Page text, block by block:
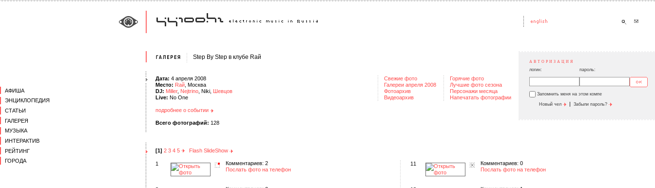
АФИША
ЭНЦИКЛОПЕДИЯ
СТАТЬИ
ГАЛЕРЕЯ
МУЗЫКА
ИНТЕРАКТИВ
РЕЙТИНГ
ГОРОДА
Step By Step в клубе Rай
Дата: 4 апреля 2008
Место: Rай , Москва
DJ: Miller, Nejtrino , Niki, Шевцов
Live: No One
подробнее о событии
Всего фотографий: 128
Свежие фото
Галереи апреля 2008
Фотоархив
Видеоархив
Горячие фото
Лучшие фото сезона
Персонажи месяца
Напечатать фотографии
АВТОРИЗАЦИЯ
логин: пароль:
Запомнить меня на этом компе
Новый чел | Забыли пароль?
[1] 2 3 4 5 Flash SlideShow
1
Комментариев: 2
Послать фото на телефон
11
Комментариев: 0
Послать фото на телефон